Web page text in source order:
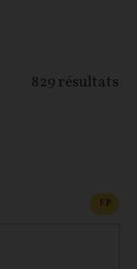
829 résultats
FP